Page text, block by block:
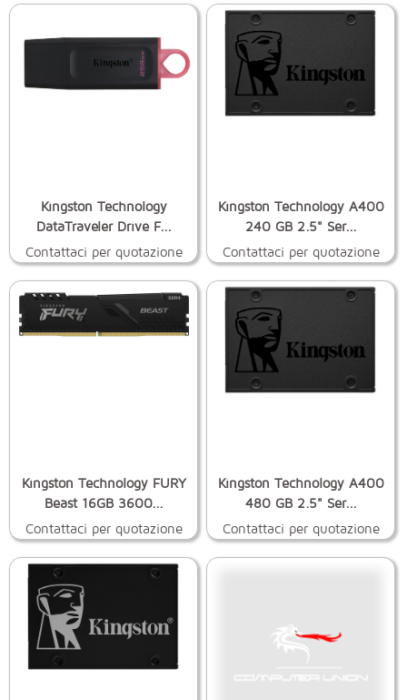
Kingston Technology
DataTraveler Drive F...
Contattaci per quotazione
Kingston Technology A400
240 GB 2.5" Ser...
Contattaci per quotazione
Kingston Technology FURY
Beast 16GB 3600...
Contattaci per quotazione
Kingston Technology A400
480 GB 2.5" Ser...
Contattaci per quotazione